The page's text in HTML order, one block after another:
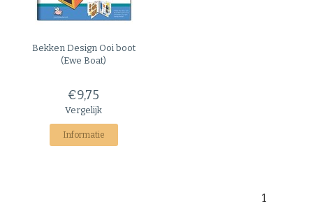
Bekken DesignOoi boot
(Ewe Boat)
€9,75
Vergelijk
Informatie
1